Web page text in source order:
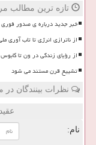
تازه ترین مطالب
خبر جدید درباره ی صدور
از ناترازی انرژی تا تاب آوری
از رؤیای زندگی در ون تا
تشییع قرن مستند می شود
نظرات بینندگان
نام: